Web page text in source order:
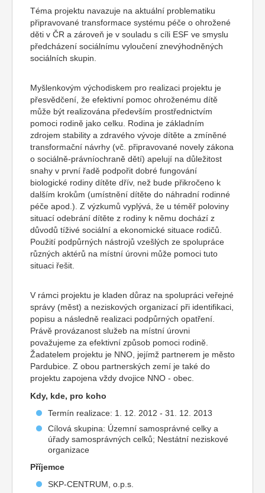
Téma projektu navazuje na aktuální problematiku
připravované transformace systému péče o ohrožené
děti v ČR a zároveň je v souladu s cíli ESF ve smyslu
předcházení sociálnímu vyloučení znevýhodněných
sociálních skupin.
Myšlenkovým východiskem pro realizaci projektu je
přesvědčení, že efektivní pomoc ohroženému dítě
může být realizována především prostřednictvím
pomoci rodině jako celku. Rodina je základním
zdrojem stability a zdravého vývoje dítěte a zmíněné
transformační návrhy (vč. připravované novely zákona
o sociálně-právníochraně dětí) apelují na důležitost
snahy v první řadě podpořit dobré fungování
biologické rodiny dítěte dřív, než bude přikročeno k
dalším krokům (umístnění dítěte do náhradní rodinné
péče apod.). Z výzkumů vyplývá, že u téměř poloviny
situací odebrání dítěte z rodiny k němu dochází z
důvodů tíživé sociální a ekonomické situace rodičů.
Použití podpůrných nástrojů vzešlých ze spolupráce
různých aktérů na místní úrovni může pomoci tuto
situaci řešit.
V rámci projektu je kladen důraz na spolupráci veřejné
správy (měst) a neziskových organizací při identifikaci,
popisu a následně realizaci podpůrných opatření.
Právě provázanost služeb na místní úrovni
považujeme za efektivní způsob pomoci rodině.
Žadatelem projektu je NNO, jejímž partnerem je město
Pardubice. Z obou partnerských zemí je také do
projektu zapojena vždy dvojice NNO - obec.
Kdy, kde, pro koho
Termín realizace: 1. 12. 2012 - 31. 12. 2013
Cílová skupina: Územní samosprávné celky a
úřady samosprávných celků; Nestátní neziskové
organizace
Příjemce
SKP-CENTRUM, o.p.s.